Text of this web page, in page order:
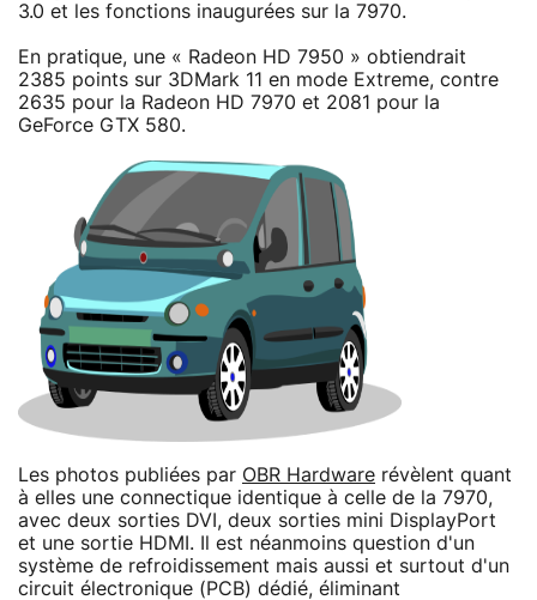
3.0 et les fonctions inaugurées sur la 7970.
En pratique, une « Radeon HD 7950 » obtiendrait
2385 points sur 3DMark 11 en mode Extreme, contre
2635 pour la Radeon HD 7970 et 2081 pour la
GeForce GTX 580.
Les photos publiées par OBR Hardware révèlent quant
à elles une connectique identique à celle de la 7970,
avec deux sorties DVI, deux sorties mini DisplayPort
et une sortie HDMI. Il est néanmoins question d'un
système de refroidissement mais aussi et surtout d'un
circuit électronique (PCB) dédié, éliminant